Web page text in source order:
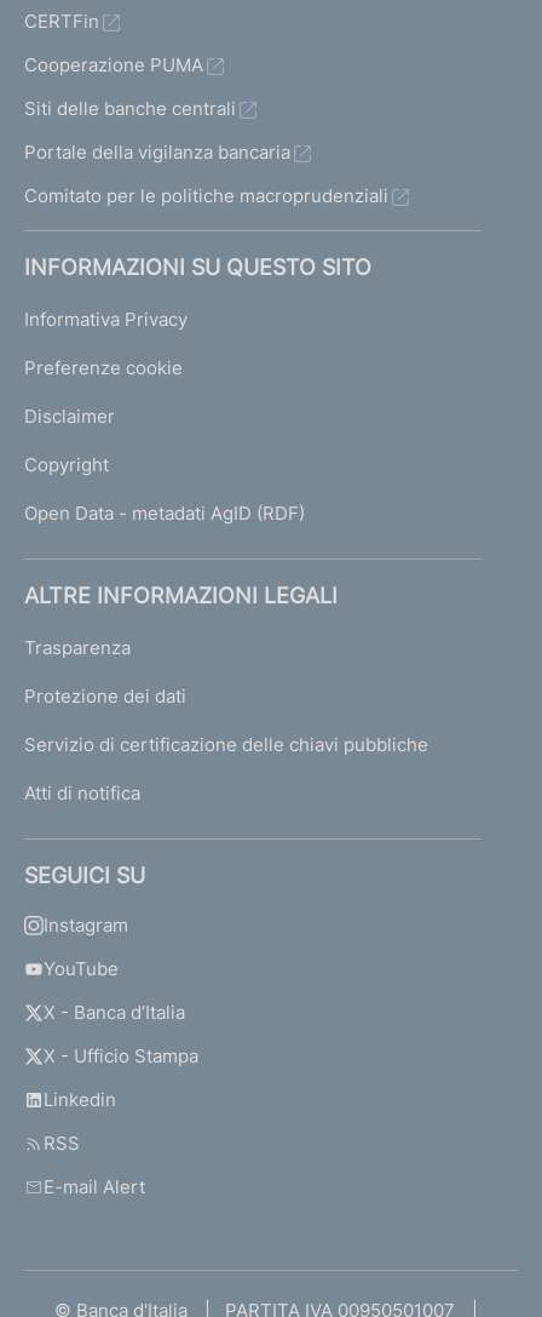
CERTFin
Cooperazione PUMA
Siti delle banche centrali
Portale della vigilanza bancaria
Comitato per le politiche macroprudenziali
INFORMAZIONI SU QUESTO SITO
Informativa Privacy
Preferenze cookie
Disclaimer
Copyright
Open Data - metadati AgID (RDF)
ALTRE INFORMAZIONI LEGALI
Trasparenza
Protezione dei dati
Servizio di certificazione delle chiavi pubbliche
Atti di notifica
SEGUICI SU
Instagram
YouTube
X - Banca d’Italia
X - Ufficio Stampa
Linkedin
RSS
E-mail Alert
© Banca d'Italia PARTITA IVA 00950501007